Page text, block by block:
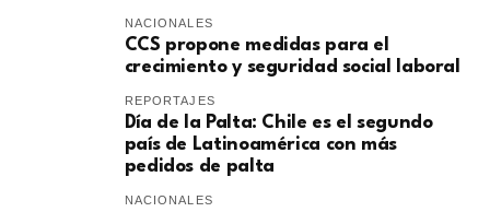
NACIONALES
CCS propone medidas para el
crecimiento y seguridad social laboral
REPORTAJES
Día de la Palta: Chile es el segundo
país de Latinoamérica con más
pedidos de palta
NACIONALES